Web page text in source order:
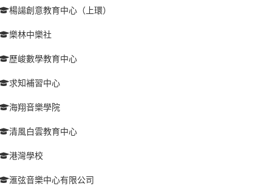
楊諹創意教育中心（上環）
樂林中樂社
歷峻數學教育中心
求知補習中心
海翔音樂學院
清風白雲教育中心
港灣學校
滙弦音樂中心有限公司